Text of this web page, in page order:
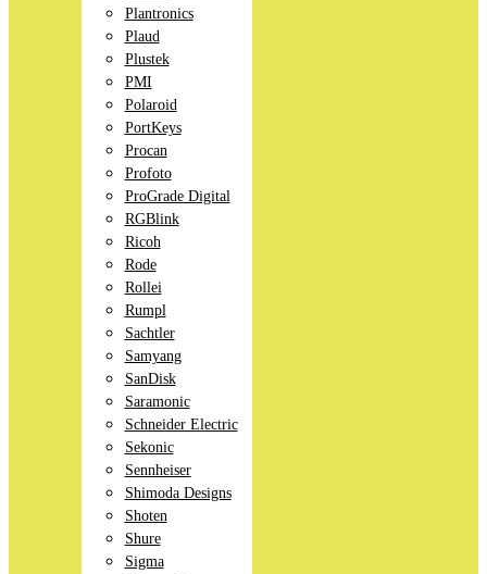
Plantronics
Plaud
Plustek
PMI
Polaroid
PortKeys
Procan
Profoto
ProGrade Digital
RGBlink
Ricoh
Rode
Rollei
Rumpl
Sachtler
Samyang
SanDisk
Saramonic
Schneider Electric
Sekonic
Sennheiser
Shimoda Designs
Shoten
Shure
Sigma